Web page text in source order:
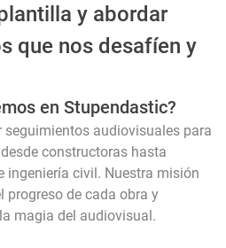
y abordar
que nos desafíen y
en Stupendastic?
seguimientos audiovisuales para
constructoras hasta
ingeniería civil. Nuestra misión
progreso de cada obra y
magia del audiovisual.